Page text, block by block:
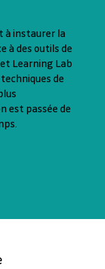
à instaurer la
à des outils de
Learning Lab
de
est passée de